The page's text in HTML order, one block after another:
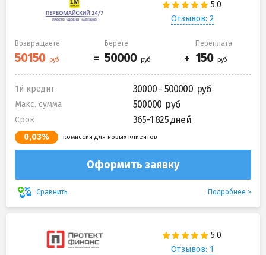
Отзывов: 2
Возвращаете Берете Переплата
1й кредит 30000 - 500000
Макс. сумма 500000
Срок 365-1 825 дней
0,03% комиссия для новых клиентов
Оформить заявку
Сравнить Подробнее
Отзывов: 1